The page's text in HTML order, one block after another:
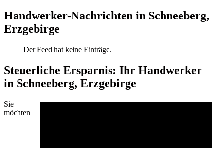
Handwerker-Nachrichten in Schneeberg,
Erzgebirge
Der Feed hat keine Einträge.
Steuerliche Ersparnis: Ihr Handwerker
in Schneeberg, Erzgebirge
Sie
möchten